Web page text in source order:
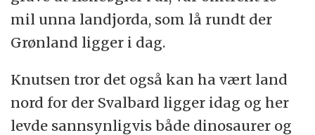
mil unna landjorda, som lå rundt der
Grønland ligger i dag.
Knutsen tror det også kan ha vært land
nord for der Svalbard ligger idag og her
levde sannsynligvis både dinosaurer og